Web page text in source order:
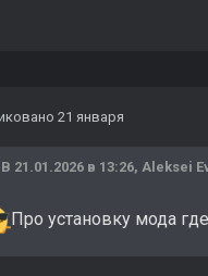
21 января
В 21.01.2026 в 13:26, Aleksei
Про установку мода